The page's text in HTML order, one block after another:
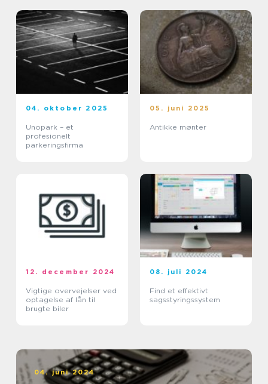
04. oktober 2025
Unopark – et
profesionelt
parkeringsfirma
05. juni 2025
Antikke mønter
12. december 2024
Vigtige overvejelser ved
optagelse af lån til
brugte biler
08. juli 2024
Find et effektivt
sagsstyringssystem
04. juni 2024